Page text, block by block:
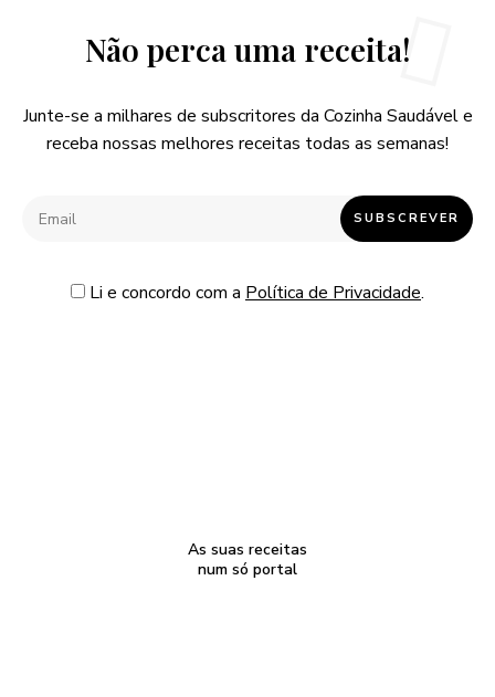
Não perca uma receita!
Junte-se a milhares de subscritores da Cozinha Saudável e
receba nossas melhores receitas todas as semanas!
Li e concordo com a Política de Privacidade.
As suas receitas
num só portal